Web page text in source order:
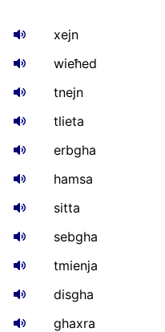
xejn
wieħed
tnejn
tlieta
erbgha
hamsa
sitta
sebgha
tmienja
disgha
ghaxra